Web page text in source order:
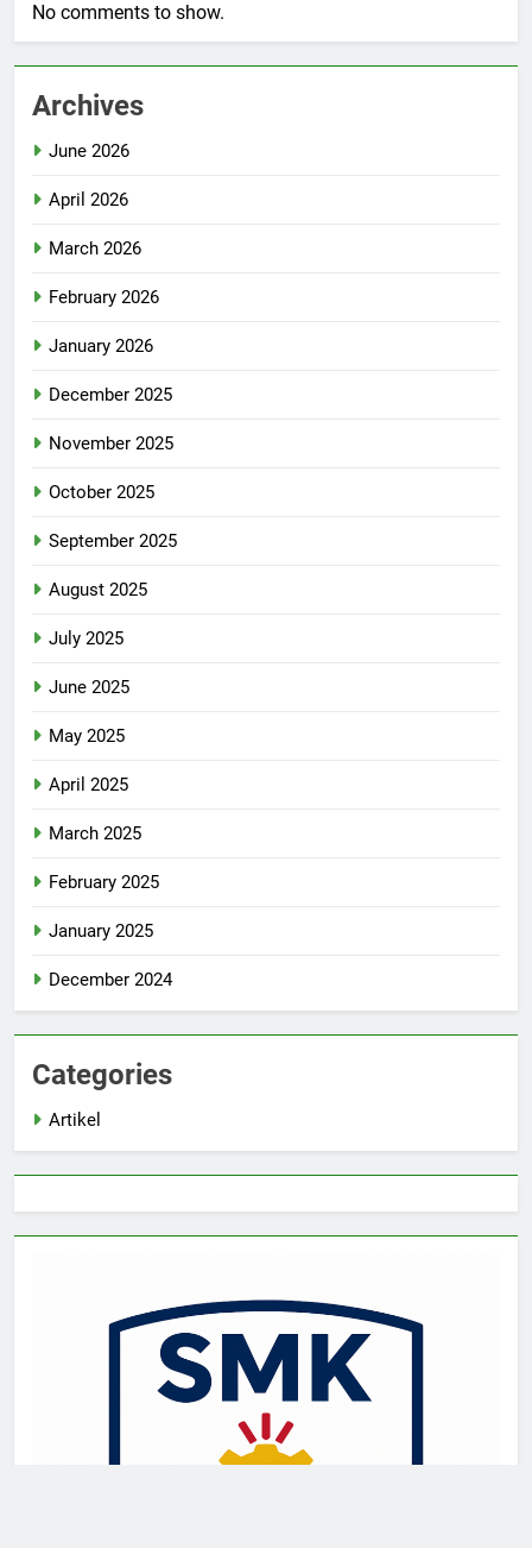
No comments to show.
Archives
June 2026
April 2026
March 2026
February 2026
January 2026
December 2025
November 2025
October 2025
September 2025
August 2025
July 2025
June 2025
May 2025
April 2025
March 2025
February 2025
January 2025
December 2024
Categories
Artikel